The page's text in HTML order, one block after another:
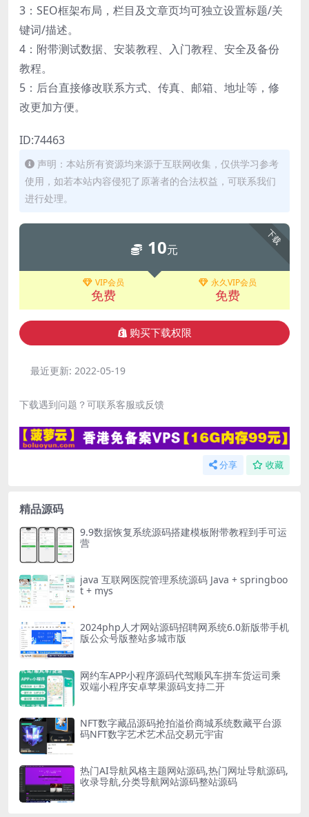
3：SEO框架布局，栏目及文章页均可独立设置标题/关
键词/描述。
4：附带测试数据、安装教程、入门教程、安全及备份
教程。
5：后台直接修改联系方式、传真、邮箱、地址等，修
改更加方便。
ID:74463
声明：本站所有资源均来源于互联网收集，仅供学习参考
使用，如若本站内容侵犯了原著者的合法权益，可联系我们
进行处理。
下载
10元
VIP会员
免费
永久VIP会员
免费
购买下载权限
最近更新: 2022-05-19
下载遇到问题？可联系客服或反馈
分享 收藏
精品源码
9.9数据恢复系统源码搭建模板附带教程到手可运
营
java 互联网医院管理系统源码 Java + springboo
t + mys
2024php人才网站源码招聘网系统6.0新版带手机
版公众号版整站多城市版
网约车APP小程序源码代驾顺风车拼车货运司乘
双端小程序安卓苹果源码支持二开
NFT数字藏品源码抢拍溢价商城系统数藏平台源
码NFT数字艺术艺术品交易元宇宙
热门AI导航风格主题网站源码,热门网址导航源码,
收录导航,分类导航网站源码整站源码